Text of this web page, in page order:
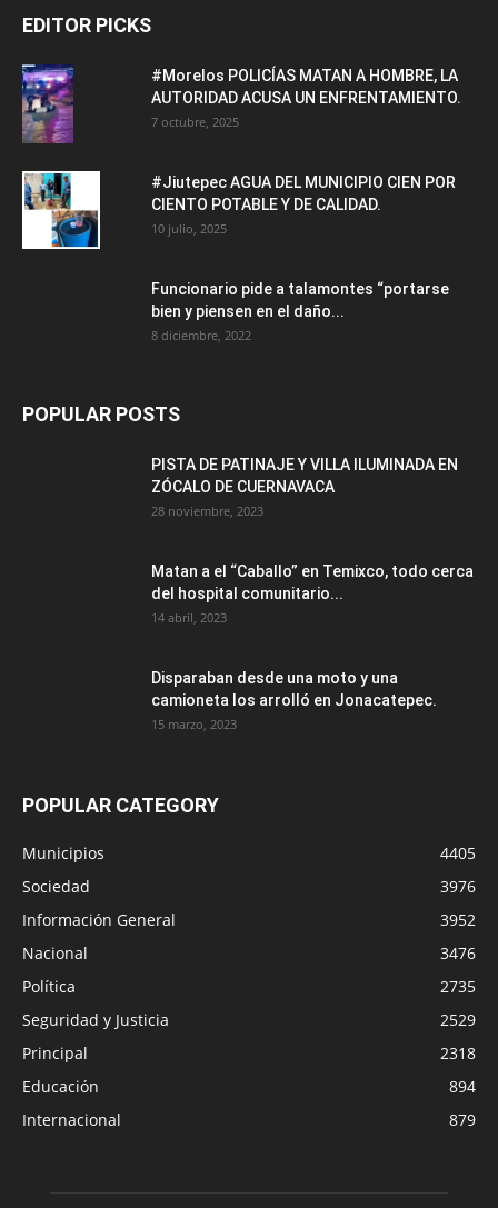
EDITOR PICKS
#Morelos POLICÍAS MATAN A HOMBRE, LA
AUTORIDAD ACUSA UN ENFRENTAMIENTO.
7 octubre, 2025
#Jiutepec AGUA DEL MUNICIPIO CIEN POR
CIENTO POTABLE Y DE CALIDAD.
10 julio, 2025
Funcionario pide a talamontes “portarse
bien y piensen en el daño...
8 diciembre, 2022
POPULAR POSTS
PISTA DE PATINAJE Y VILLA ILUMINADA EN
ZÓCALO DE CUERNAVACA
28 noviembre, 2023
Matan a el “Caballo” en Temixco, todo cerca
del hospital comunitario...
14 abril, 2023
Disparaban desde una moto y una
camioneta los arrolló en Jonacatepec.
15 marzo, 2023
POPULAR CATEGORY
Municipios
4405
Sociedad
3976
Información General
3952
Nacional
3476
Política
2735
Seguridad y Justicia
2529
Principal
2318
Educación
894
Internacional
879